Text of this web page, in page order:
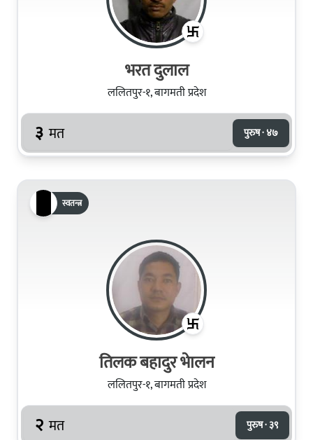
भरत दुलाल
ललितपुर-१, बागमती प्रदेश
३ मत पुरुष · ४७
स्वतन्त्र
तिलक बहादुर भेालन
ललितपुर-१, बागमती प्रदेश
२ मत पुरुष · ३९